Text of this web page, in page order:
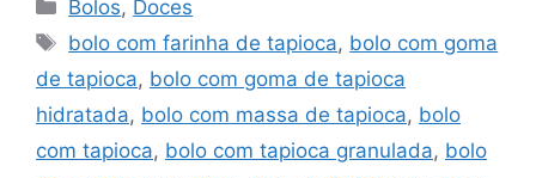
Bolos, Doces
Tags
bolo com farinha de tapioca, bolo com goma
de tapioca, bolo com goma de tapioca
hidratada, bolo com massa de tapioca, bolo
com tapioca, bolo com tapioca granulada, bolo